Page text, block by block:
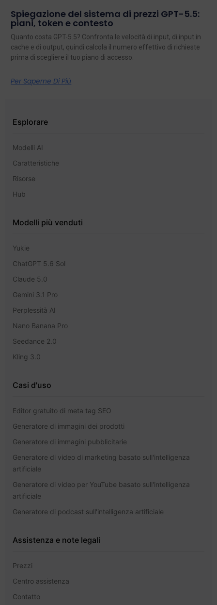
Spiegazione del sistema di prezzi GPT-5.5:
piani, token e contesto
Quanto costa GPT-5.5? Confronta le velocità di input, di input in
cache e di output, quindi calcola il numero effettivo di richieste
prima di scegliere il tuo piano di accesso.
Per Saperne Di Più
Esplorare
Modelli AI
Caratteristiche
Risorse
Hub
Modelli più venduti
Yukie
ChatGPT 5.6 Sol
Claude 5.0
Gemini 3.1 Pro
Perplessità AI
Nano Banana Pro
Seedance 2.0
Kling 3.0
Casi d'uso
Editor gratuito di meta tag SEO
Generatore di immagini dei prodotti
Generatore di immagini pubblicitarie
Generatore di video di marketing basato sull'intelligenza
artificiale
Generatore di video per YouTube basato sull'intelligenza
artificiale
Generatore di podcast sull'intelligenza artificiale
Assistenza e note legali
Prezzi
Centro assistenza
Contatto